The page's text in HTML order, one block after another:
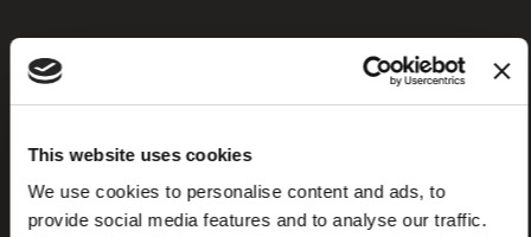
This website uses cookies
We use cookies to personalise content and ads, to
provide social media features and to analyse our traffic.
frequenti
(FAQ)
locator